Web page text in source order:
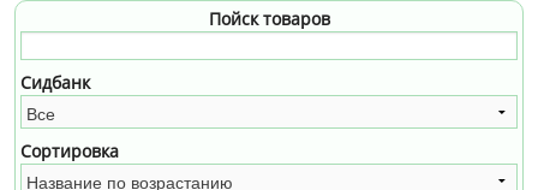
Пойск товаров
Сидбанк
Сортировка